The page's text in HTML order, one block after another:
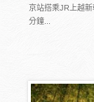
京站搭乘JR上越
分鐘...